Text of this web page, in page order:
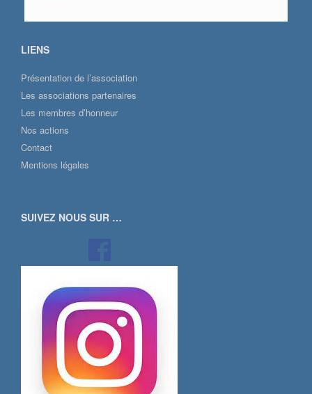
LIENS
Présentation de l’association
Les associations partenaires
Les membres d’honneur
Nos actions
Contact
Mentions légales
SUIVEZ NOUS SUR …